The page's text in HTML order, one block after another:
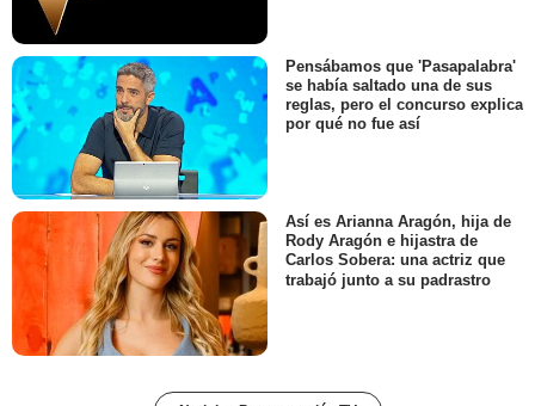
Pensábamos que 'Pasapalabra'
se había saltado una de sus
reglas, pero el concurso explica
por qué no fue así
Así es Arianna Aragón, hija de
Rody Aragón e hijastra de
Carlos Sobera: una actriz que
trabajó junto a su padrastro